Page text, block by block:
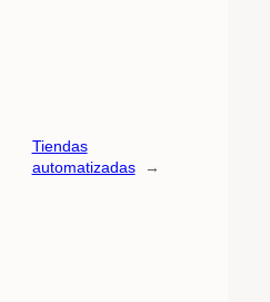
Tiendas
automatizadas
→